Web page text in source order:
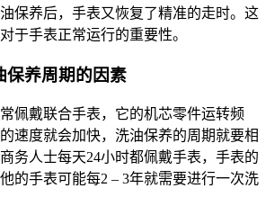
保养后，手表又恢复了精准的走时。这
于手表正常运行的重要性。
保养周期的因素
佩戴联合手表，它的机芯零件运转频
速度就会加快，洗油保养的周期就要相
务人士每天24小时都佩戴手表，手表的
的手表可能每2 – 3年就需要进行一次洗